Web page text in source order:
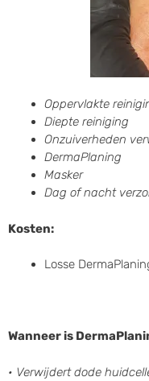
Oppervlakte
Diepte reiniging
Onzuiverheden
DermaPlaning
Masker
Dag of nacht
Kosten:
Losse
Wanneer is
• Verwijdert dode